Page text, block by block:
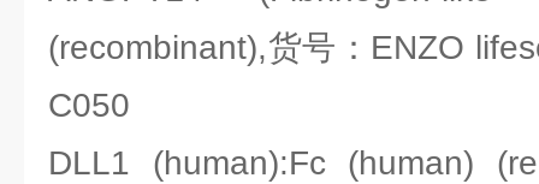
(recombinant),货号：ENZO
C050
DLL1 (human):Fc (human)